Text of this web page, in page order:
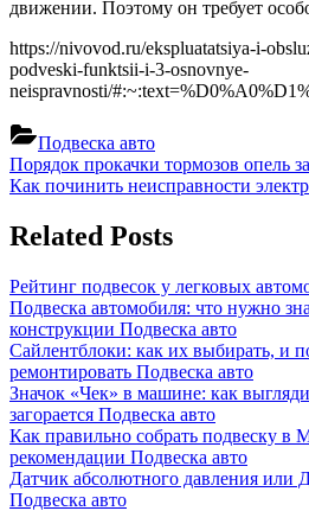
движении. Поэтому он требует
https://nivovod.ru/ekspluatatsiya-i-
podveski-funktsii-i-3-osnovnye-
neispravnosti/
Подвеска авто
Навигация
по
записям
Previous
Post:
Порядок прокачки тормозов опель
Next
Как починить неисправности
Related Posts
Рейтинг подвесок у легковых
Подвеска автомобиля: что нужно
конструкции Подвеска авто
Сайлентблоки: как их выбирать, и
ремонтировать Подвеска авто
Значок «Чек» в машине: как
загорается Подвеска авто
Как правильно собрать подвеску в
рекомендации Подвеска авто
Датчик абсолютного давления или
Подвеска авто